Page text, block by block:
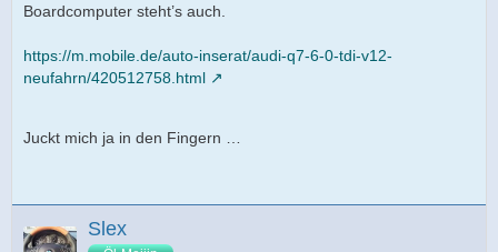
Boardcomputer steht’s auch.
https://m.mobile.de/auto-inserat/audi-q7-6-0-tdi-v12-
neufahrn/420512758.html
Juckt mich ja in den Fingern …
Slex